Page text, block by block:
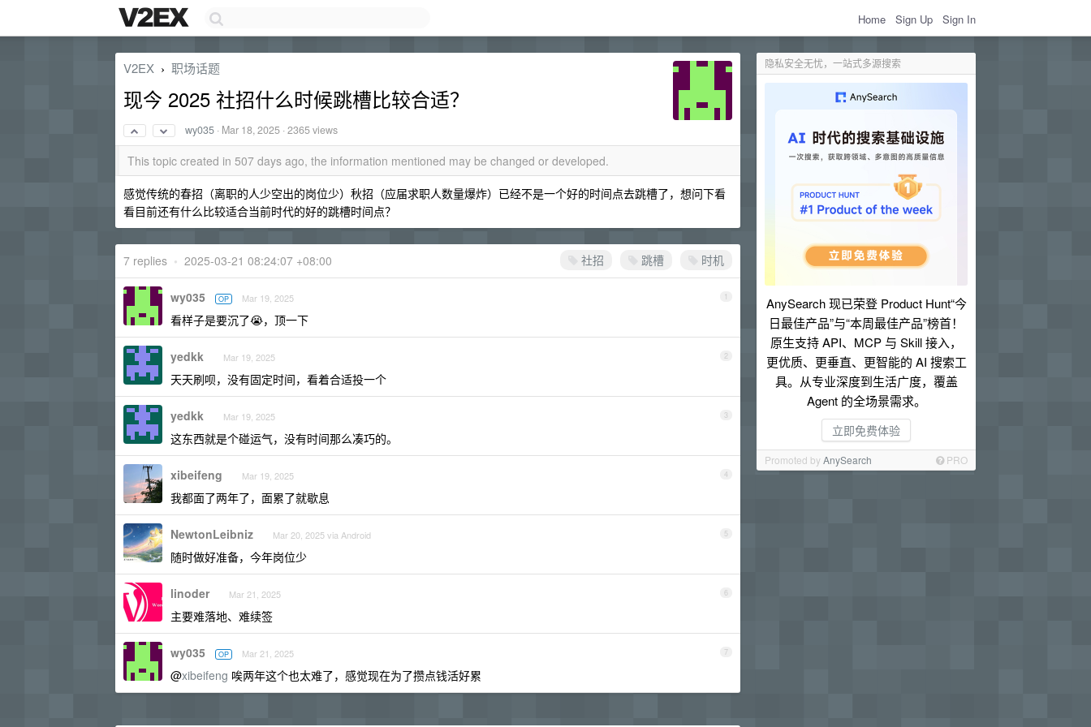
Home Sign Up Sign In
隐私安全无忧，一站式多源搜索
AnySearch 现已荣登 Product Hunt“今
日最佳产品”与“本周最佳产品”榜首！
原生支持 API、MCP 与 Skill 接入，
更优质、更垂直、更智能的 AI 搜索工
具。从专业深度到生活广度，覆盖
Agent 的全场景需求。
立即免费体验
Promoted byAnySearch PRO
V2EX › 职场话题
现今 2025 社招什么时候跳槽比较合适？
wy035 · Mar 18, 2025 · 2365 views
This topic created in 507 days ago, the information mentioned may be changed or developed.
感觉传统的春招（离职的人少空出的岗位少）秋招（应届求职人数量爆炸）已经不是一个好的时间点去跳槽了，想问下看
看目前还有什么比较适合当前时代的好的跳槽时间点？
社招 跳槽 时机
7 replies • 2025-03-21 08:24:07 +08:00
1
wy035 OP Mar 19, 2025
看样子是要沉了😭，顶一下
2
yedkk Mar 19, 2025
天天刷呗，没有固定时间，看着合适投一个
3
yedkk Mar 19, 2025
这东西就是个碰运气，没有时间那么凑巧的。
4
xibeifeng Mar 19, 2025
我都面了两年了，面累了就歇息
5
NewtonLeibniz Mar 20, 2025 via Android
随时做好准备，今年岗位少
6
linoder Mar 21, 2025
主要难落地、难续签
7
wy035 OP Mar 21, 2025
@xibeifeng 唉两年这个也太难了，感觉现在为了攒点钱活好累